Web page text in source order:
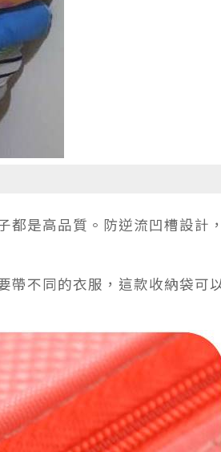
都是高品質。防逆流凹槽設計
帶不同的衣服，這款收納袋可